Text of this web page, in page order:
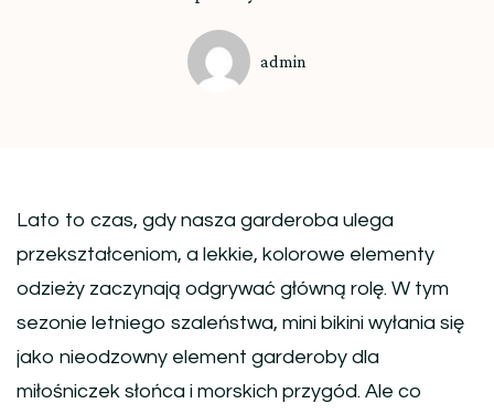
admin
Lato to czas, gdy nasza garderoba ulega
przekształceniom, a lekkie, kolorowe elementy
odzieży zaczynają odgrywać główną rolę. W tym
sezonie letniego szaleństwa, mini bikini wyłania się
jako nieodzowny element garderoby dla
miłośniczek słońca i morskich przygód. Ale co